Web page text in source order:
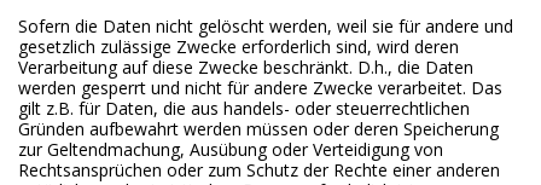
Sofern die Daten nicht gelöscht werden, weil sie für andere und
gesetzlich zulässige Zwecke erforderlich sind, wird deren
Verarbeitung auf diese Zwecke beschränkt. D.h., die Daten
werden gesperrt und nicht für andere Zwecke verarbeitet. Das
gilt z.B. für Daten, die aus handels- oder steuerrechtlichen
Gründen aufbewahrt werden müssen oder deren Speicherung
zur Geltendmachung, Ausübung oder Verteidigung von
Rechtsansprüchen oder zum Schutz der Rechte einer anderen